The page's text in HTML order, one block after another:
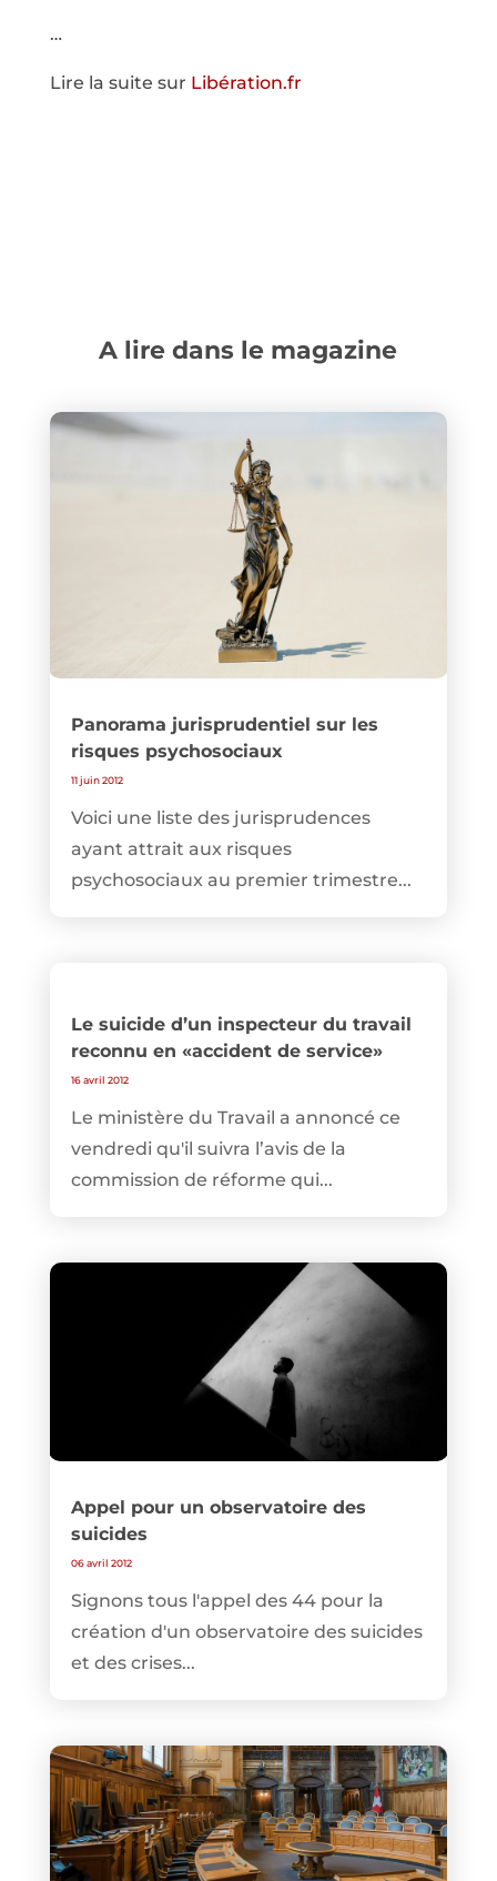
…
Lire la suite sur Libération.fr
A lire dans le magazine
Panorama jurisprudentiel sur les
risques psychosociaux
11 juin 2012
Voici une liste des jurisprudences
ayant attrait aux risques
psychosociaux au premier trimestre...
Le suicide d’un inspecteur du travail
reconnu en «accident de service»
16 avril 2012
Le ministère du Travail a annoncé ce
vendredi qu'il suivra l’avis de la
commission de réforme qui...
Appel pour un observatoire des
suicides
06 avril 2012
Signons tous l'appel des 44 pour la
création d'un observatoire des suicides
et des crises...